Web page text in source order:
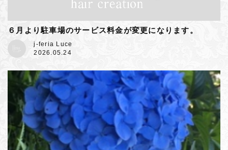
６月より駐車場のサービス料金が変更になります。
j-feria Luce
2026.05.24